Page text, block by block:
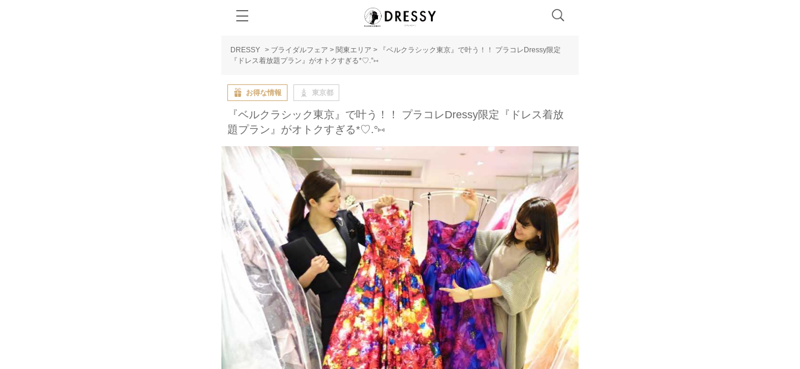
DRESSY > ブライダルフェア > 関東エリア >
『ベルクラシック東京』で叶う！！ プラコレDressy限定
『ドレス着放題プラン』がオトクすぎる*♡.°⑅
お得な情報 東京都
『ベルクラシック東京』で叶う！！ プラコレDressy限定『ドレス着放
題プラン』がオトクすぎる*♡.°⑅